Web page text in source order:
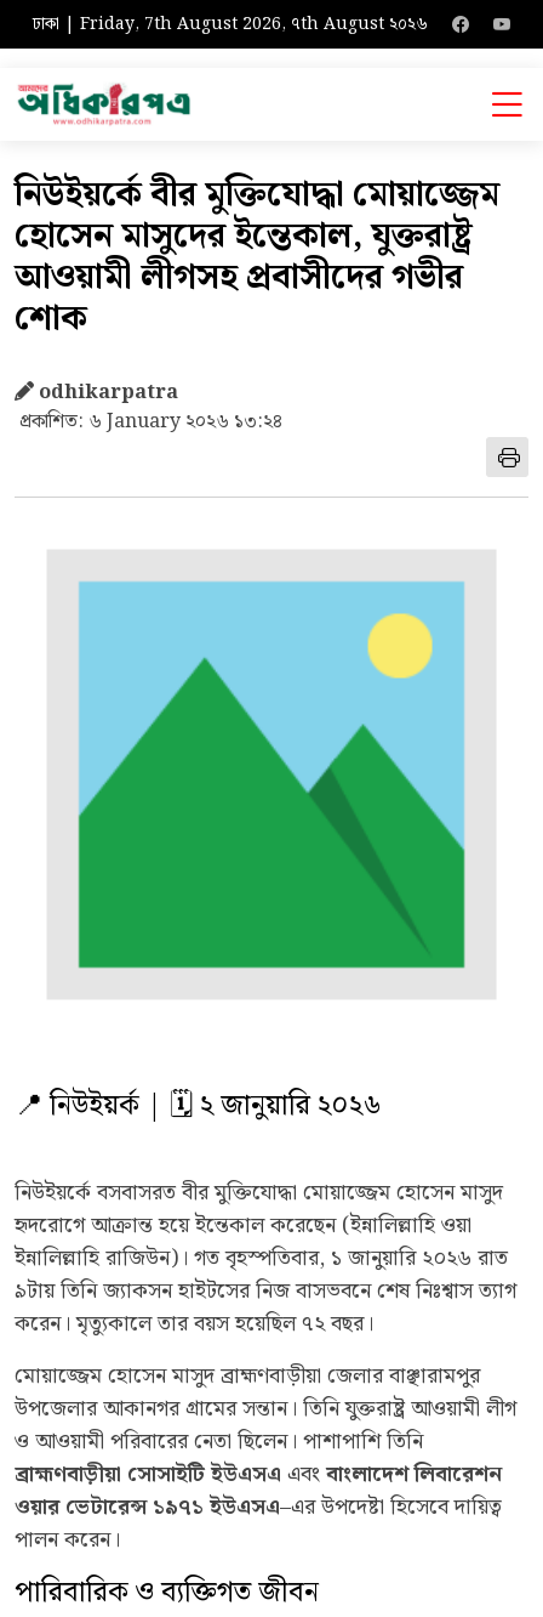
ঢাকা | Friday, 7th August 2026, ৭th August ২০২৬
নিউইয়র্কে বীর মুক্তিযোদ্ধা মোয়াজ্জেম
হোসেন মাসুদের ইন্তেকাল, যুক্তরাষ্ট্র
আওয়ামী লীগসহ প্রবাসীদের গভীর
শোক
odhikarpatra
প্রকাশিত: ৬ January ২০২৬ ১৩:২৪
📍 নিউইয়র্ক | 🗓️ ২ জানুয়ারি ২০২৬
নিউইয়র্কে বসবাসরত বীর মুক্তিযোদ্ধা মোয়াজ্জেম হোসেন মাসুদ
হৃদরোগে আক্রান্ত হয়ে ইন্তেকাল করেছেন (ইন্নালিল্লাহি ওয়া
ইন্নালিল্লাহি রাজিউন)। গত বৃহস্পতিবার, ১ জানুয়ারি ২০২৬ রাত
৯টায় তিনি জ্যাকসন হাইটসের নিজ বাসভবনে শেষ নিঃশ্বাস ত্যাগ
করেন। মৃত্যুকালে তার বয়স হয়েছিল ৭২ বছর।
মোয়াজ্জেম হোসেন মাসুদ ব্রাহ্মণবাড়ীয়া জেলার বাঞ্ছারামপুর
উপজেলার আকানগর গ্রামের সন্তান। তিনি যুক্তরাষ্ট্র আওয়ামী লীগ
ও আওয়ামী পরিবারের নেতা ছিলেন। পাশাপাশি তিনি
ব্রাহ্মণবাড়ীয়া সোসাইটি ইউএসএ এবংবাংলাদেশ লিবারেশন
ওয়ার ভেটারেন্স ১৯৭১ ইউএসএ–এর উপদেষ্টা হিসেবে দায়িত্ব
পালন করেন।
পারিবারিক ও ব্যক্তিগত জীবন